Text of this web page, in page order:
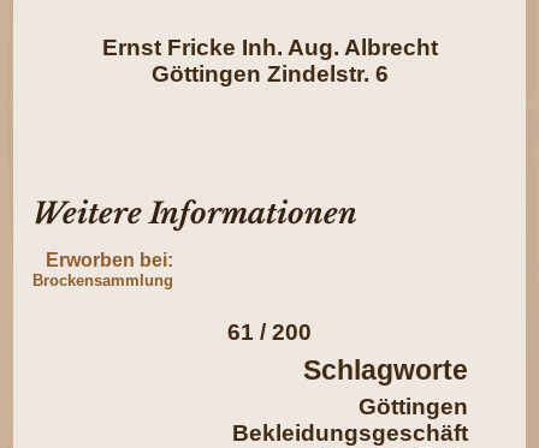
Ernst Fricke Inh. Aug. Albrecht
Göttingen Zindelstr. 6
Weitere Informationen
Erworben bei:
Brockensammlung
61 / 200
Schlagworte
Göttingen
Bekleidungsgeschäft